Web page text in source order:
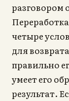
разговором
четыре
для
правильно
умеет его
результат.